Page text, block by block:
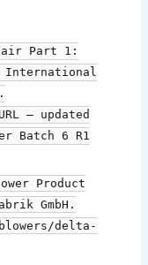
air Part 1:
International
— updated
Batch 6 R1
Product
GmbH.
delta-